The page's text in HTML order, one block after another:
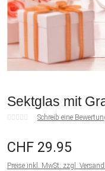
Sektglas mit
Schreib eine
CHF 29.95
Preise inkl. MwSt. zzgl.